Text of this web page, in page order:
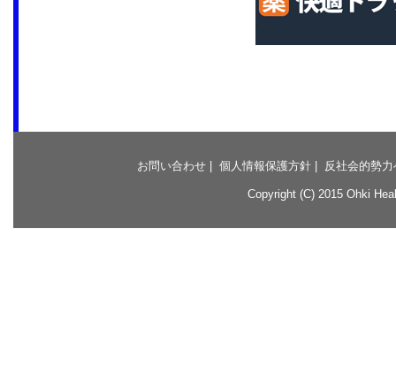
お問い合わせ 個人情報保護方針 反社会的勢
Copyright (C) 2015 Ohki